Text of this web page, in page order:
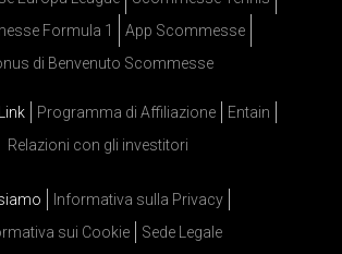
Formula 1
App Scommesse
di Benvenuto Scommesse
Programma di Affiliazione
Entain
Relazioni con gli investitori
Informativa sulla Privacy
sui Cookie
Sede Legale